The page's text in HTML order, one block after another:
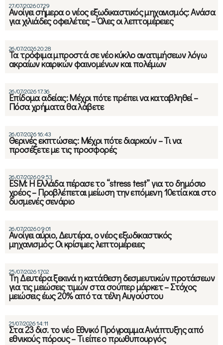
27/07/2026 07:29
Ανοίγει σήμερα ο νέος εξωδικαστικός μηχανισμός: Ανάσα
για χιλιάδες οφειλέτες – Όλες οι λεπτομέρειες
26/07/2026 20:28
Τα τρόφιμα μπροστά σε νέο κύκλο ανατιμήσεων λόγω
ακραίων καιρικών φαινομένων και πολέμων
26/07/2026 17:36
Επίδομα αδείας: Μέχρι πότε πρέπει να καταβληθεί –
Πόσα χρήματα θα λάβετε
26/07/2026 16:43
Θερινές εκπτώσεις: Μέχρι πότε διαρκούν – Τι να
προσέξετε με τις προσφορές
26/07/2026 09:53
ESM: Η Ελλάδα πέρασε το “stress test” για το δημόσιο
χρέος – Προβλέπεται μείωση την επόμενη 10ετία και στο
δυσμενές σενάριο
26/07/2026 09:01
Ανοίγει αύριο, Δευτέρα, ο νέος εξωδικαστικός
μηχανισμός: Οι κρίσιμες λεπτομέρειες
25/07/2026 17:02
Τη Δευτέρα ξεκινά η κατάθεση δεσμευτικών προτάσεων
για τις μειώσεις τιμών στα σούπερ μάρκετ – Στόχος
μειώσεις έως 20% από τα τέλη Αυγούστου
21/07/2026 14:11
Στα 23 δισ. το νέο Εθνικό Πρόγραμμα Ανάπτυξης από
εθνικούς πόρους – Τι είπε ο πρωθυπουργός